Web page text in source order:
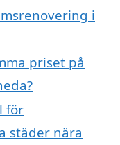
i
priset på
för
städer nära